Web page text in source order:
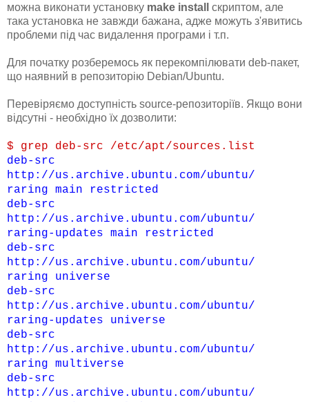
можна виконати установку make install
скриптом, але
така установка не завжди бажана, адже можуть з'явитись
проблеми під час видалення програми і т.п.
Для початку розберемось як перекомпілювати deb-пакет,
що наявний в репозиторію Debian/Ubuntu.
Перевіряємо доступність source-репозиторіїв. Якщо вони
відсутні - необхідно їх дозволити:
$ grep deb-src /etc/apt/sources.list
deb-src
http://us.archive.ubuntu.com/ubuntu/
raring main restricted
deb-src
http://us.archive.ubuntu.com/ubuntu/
raring-updates main restricted
deb-src
http://us.archive.ubuntu.com/ubuntu/
raring universe
deb-src
http://us.archive.ubuntu.com/ubuntu/
raring-updates universe
deb-src
http://us.archive.ubuntu.com/ubuntu/
raring multiverse
deb-src
http://us.archive.ubuntu.com/ubuntu/